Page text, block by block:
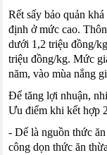
Rết sấy bảo quản
định ở mức cao.
dưới 1,2 triệu đồng/
triệu đồng/kg. Mức
năm, vào mùa nắng
Để tăng lợi nhuận,
Ưu điểm khi kết hợp
- Dế là nguồn thức
công dọn thức ăn